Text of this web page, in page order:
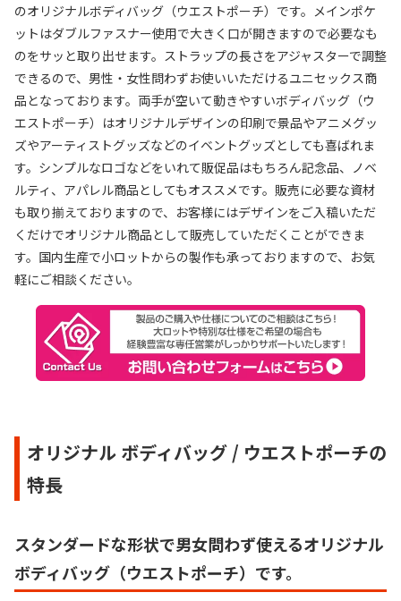
のオリジナルボディバッグ（ウエストポーチ）です。メインポケ
ットはダブルファスナー使用で大きく口が開きますので必要なも
のをサッと取り出せます。ストラップの長さをアジャスターで調整
できるので、男性・女性問わずお使いいただけるユニセックス商
品となっております。両手が空いて動きやすいボディバッグ（ウ
エストポーチ）はオリジナルデザインの印刷で景品やアニメグッ
ズやアーティストグッズなどのイベントグッズとしても喜ばれま
す。シンプルなロゴなどをいれて販促品はもちろん記念品、ノベ
ルティ、アパレル商品としてもオススメです。販売に必要な資材
も取り揃えておりますので、お客様にはデザインをご入稿いただ
くだけでオリジナル商品として販売していただくことができま
す。国内生産で小ロットからの製作も承っておりますので、お気
軽にご相談ください。
オリジナル ボディバッグ / ウエストポーチの
特長
スタンダードな形状で男女問わず使えるオリジナル
ボディバッグ（ウエストポーチ）です。